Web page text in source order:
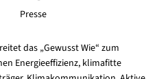
Presse
das „Gewusst Wie“ zum
Energieeffizienz, klimafitte